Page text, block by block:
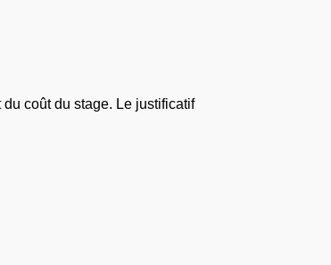
coût du stage. Le justificatif